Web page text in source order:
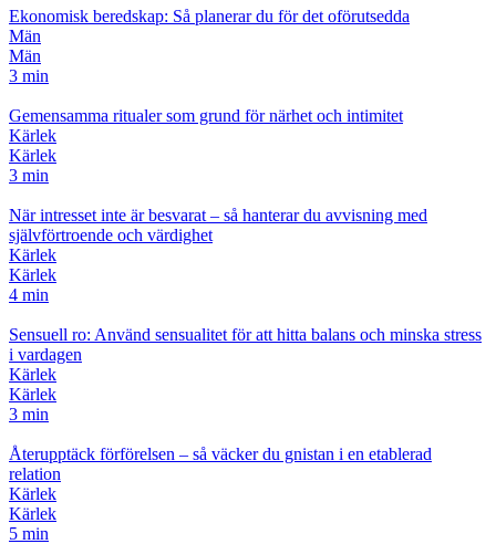
Ekonomisk beredskap: Så planerar du för det oförutsedda
Män
Män
3 min
Gemensamma ritualer som grund för närhet och intimitet
Kärlek
Kärlek
3 min
När intresset inte är besvarat – så hanterar du avvisning med
självförtroende och värdighet
Kärlek
Kärlek
4 min
Sensuell ro: Använd sensualitet för att hitta balans och minska stress
i vardagen
Kärlek
Kärlek
3 min
Återupptäck förförelsen – så väcker du gnistan i en etablerad
relation
Kärlek
Kärlek
5 min